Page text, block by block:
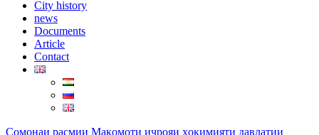
City ​​history
news
Documents
Article
Contact
Сомонаи расмии Мақомоти иҷрояи ҳокимияти давлатии